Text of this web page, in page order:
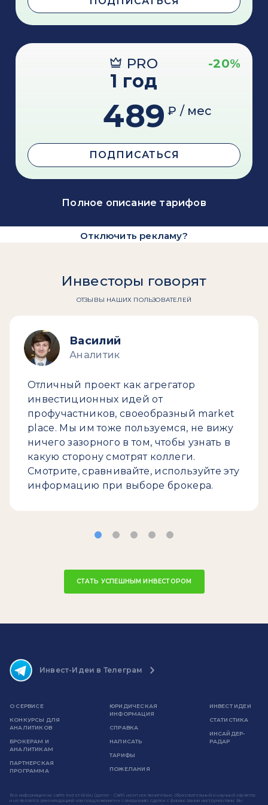
PRO -20%
1 год
489 ₽ / мес
ПОДПИСАТЬСЯ
Полное описание тарифов
Отключить рекламу?
Инвесторы говорят
ОТЗЫВЫ НАШИХ ПОЛЬЗОВАТЕЛЕЙ
Василий
Аналитик
Отличный проект как агрегатор
инвестиционных идей от
профучастников, своеобразный market
place. Мы им тоже пользуемся, не вижу
ничего зазорного в том, чтобы узнать в
какую сторону смотрят коллеги.
Смотрите, сравнивайте, используйте эту
информацию при выборе брокера.
СТАТЬ УСПЕШНЫМ ИНВЕСТОРОМ
Инвест-Идеи в Телеграм
О СЕРВИСЕ
КОНКУРСЫ ДЛЯ
АНАЛИТИКОВ
БРОКЕРАМ И
АНАЛИТИКАМ
ПАРТНЕРСКАЯ
ПРОГРАММА
ЮРИДИЧЕСКАЯ
ИНФОРМАЦИЯ
СПРАВКА
НАПИСАТЬ
ТАРИФЫ
ПОЖЕЛАНИЯ
ИНВЕСТ ИДЕИ
СТАТИСТИКА
ИНСАЙДЕР-
РАДАР
Вся информация на сайте invest-idei.ru (далее - Сайт) носит исключительно образовательный и научный характер
и не является рекомендацией или предложением к совершению сделок с финансовыми инструментами. Вы